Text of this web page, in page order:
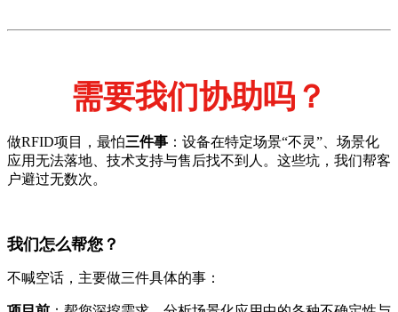
需要我们协助吗？
做RFID项目，最怕三件事 ：设备在特定场景“不灵”、场景化
应用无法落地、技术支持与售后找不到人。这些坑，我们帮客
户避过无数次。
我们怎么帮您？
不喊空话，主要做三件具体的事：